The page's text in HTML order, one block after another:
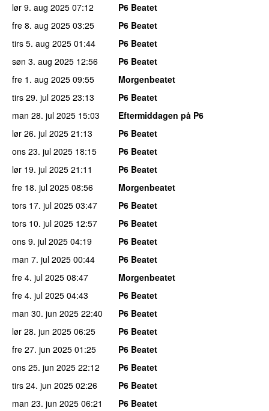
lør 9. aug 2025 07:12
P6 Beatet
fre 8. aug 2025 03:25
P6 Beatet
tirs 5. aug 2025 01:44
P6 Beatet
søn 3. aug 2025 12:56
P6 Beatet
fre 1. aug 2025 09:55
Morgenbeatet
tirs 29. jul 2025 23:13
P6 Beatet
man 28. jul 2025 15:03
Eftermiddagen på P6
lør 26. jul 2025 21:13
P6 Beatet
ons 23. jul 2025 18:15
P6 Beatet
lør 19. jul 2025 21:11
P6 Beatet
fre 18. jul 2025 08:56
Morgenbeatet
tors 17. jul 2025 03:47
P6 Beatet
tors 10. jul 2025 12:57
P6 Beatet
ons 9. jul 2025 04:19
P6 Beatet
man 7. jul 2025 00:44
P6 Beatet
fre 4. jul 2025 08:47
Morgenbeatet
fre 4. jul 2025 04:43
P6 Beatet
man 30. jun 2025 22:40
P6 Beatet
lør 28. jun 2025 06:25
P6 Beatet
fre 27. jun 2025 01:25
P6 Beatet
ons 25. jun 2025 22:12
P6 Beatet
tirs 24. jun 2025 02:26
P6 Beatet
man 23. jun 2025 06:21
P6 Beatet